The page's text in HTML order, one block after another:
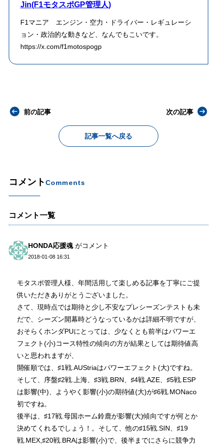
Jin(F1モタスポGP管理人)
F1マニア エンジン・空力・ドライバー・レギュレーシ
ョン・政治的な動きなど、なんでもこいです。
https://x.com/f1motospogp
前の記事
記事一覧へ戻る
次の記事
コメントComments
コメント一覧
HONDA応援魂がコメント
2018-01-08 16:31
モタスポ管理人様、年間活用して楽しめる記事を丁寧にご提
供いただきありがとうございました。
さて、現時点では期待と少し不安なプレシーズンテストも未
だで、シーズン開幕時どうなっているかは詳細不明ですが、
おそらくホンダPUにとっては、少なくとも前半はパワーエ
フェクト(小)コース特性の傾向の方が結果としては期待値高
いと思われますが、
開催順では、♯1戦.AUStriaはパワーエフェクト(大)ですね。
そして、序盤♯2戦.上海、♯3戦.BRN、♯4戦.AZE、♯5戦.ESP
は影響(中)、ようやく影響(小)の期待値(大)が♯6戦.MONaco
初ですね。
後半は、♯17戦.母国ホーム鈴鹿が影響(大)傾向ですが何とか
決めてくれるでしょう！。そして、他の♯15戦.SIN、♯19
戦.MEX,♯20戦.BRAは影響(小)で、後半までにさらに競争力